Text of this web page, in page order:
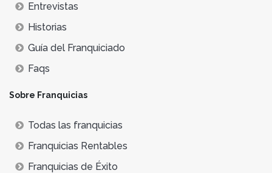
Entrevistas
Historias
Guía del Franquiciado
Faqs
Sobre Franquicias
Todas las franquicias
Franquicias Rentables
Franquicias de Éxito